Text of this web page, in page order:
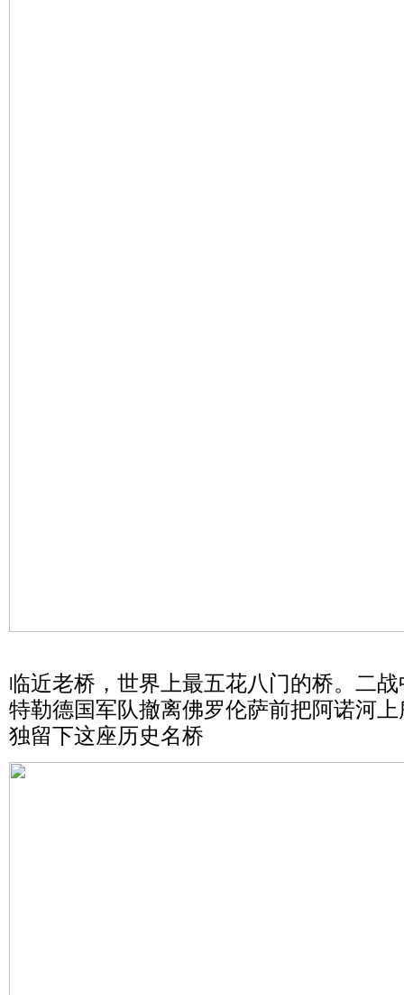
临近老桥，世界上最五花八门的桥。二
特勒德国军队撤离佛罗伦萨前把阿诺河
独留下这座历史名桥